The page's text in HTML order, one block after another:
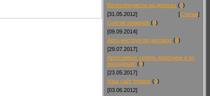
Велосипедисты на дорогах (0)
[31.05.2012]
[Статьи]
Снятие номеров (0)
[09.09.2014]
Авто инструктор автомат (0)
[29.07.2017]
Автосервис теперь работаем и по
выходным! (0)
[23.05.2017]
Наш сайт bmwos (0)
[03.06.2012]